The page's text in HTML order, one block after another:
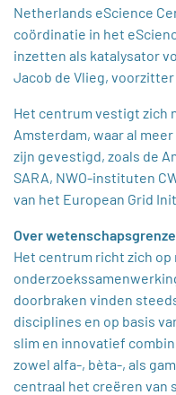
Netherlands eScience
coördinatie in het
inzetten als katalysator
Jacob de Vlieg,
Het centrum vestigt zich
Amsterdam, waar al
zijn gevestigd, zoals de
SARA, NWO-instituten
van het European Grid
Over
Het centrum richt zich
doorbraken vinden
disciplines en op basis
slim en innovatief
zowel alfa-, bèta-, als
centraal het creëren van